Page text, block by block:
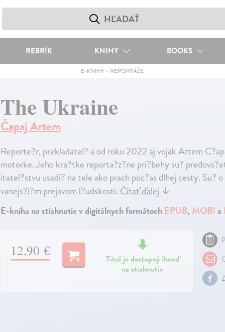
REBRÍK KNIHY BOOKS
E-KNIHY - REPORTÁŽE
The Ukraine
Čapaj Artem
Reporte?r, prekladatel? a od roku 2022 aj vojak Artem
motorke. Jeho kra?tke reporta?z?ne pri?behy su?
itatel?stvu usadi? na tele ako prach poc?as dlhej cesty. Su?
vanejs?i?m prejavom l?udskosti.Čítať ďalej↓
E-kniha na stiahnutie v digitálnych formátochEPUB, MOBI a
12,90 €
Titul je dostupný ihneď
na stiahnutie